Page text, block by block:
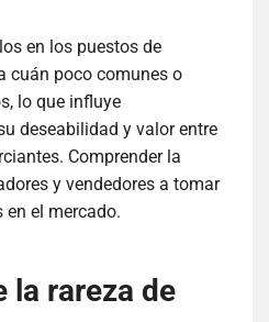
en los puestos de
cuán poco comunes o
lo que influye
deseabilidad y valor entre
Comprender la
y vendedores a tomar
el mercado.
la rareza de